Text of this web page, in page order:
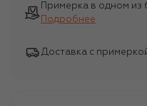
Примерка в одном из
Подробнее
Доставка с